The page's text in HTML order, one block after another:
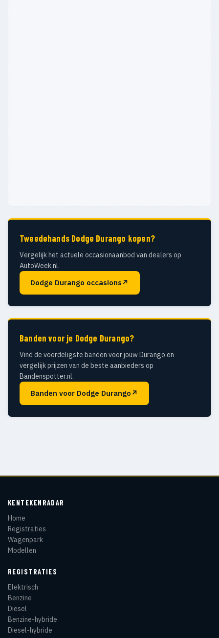
Tweedehands Dodge Durango kopen?
Vergelijk het actuele occasionaanbod van dealers op
AutoWeek.nl.
Dodge Durango occasions ↗
Banden voor je Dodge Durango?
Vind de voordeligste banden voor jouw Durango en
vergelijk prijzen van de beste aanbieders op
Bandenspotter.nl.
Banden voor Dodge Durango ↗
KENTEKENRADAR
Home
Registraties
Wagenpark
Modellen
REGISTRATIES
Elektrisch
Benzine
Diesel
Benzine-hybride
Diesel-hybride